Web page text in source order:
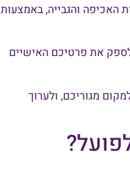
האכיפה והגבייה, באמצעות
הטלפוני של רשות האכיפה והגבייה (35592*) ולספק את פרטיכם האישיים
מגוריכם, ולערוך